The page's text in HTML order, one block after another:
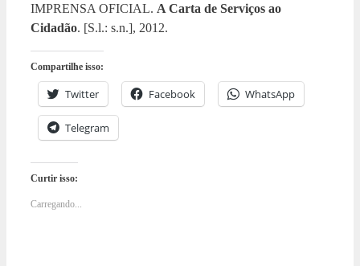
IMPRENSA OFICIAL. A Carta de Serviços ao
Cidadão. [S.l.: s.n.], 2012.
Compartilhe isso:
Twitter Facebook WhatsApp
Telegram
Curtir isso:
Carregando...